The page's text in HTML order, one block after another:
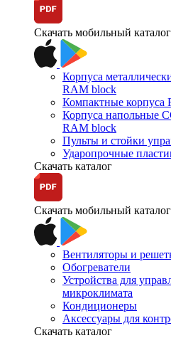
Скачать мобильный каталог
Корпуса
RAM block
Компактные корпуса
Корпуса напольные
RAM block
Пульты и стойки
Ударопрочные
Скачать каталог
Скачать мобильный каталог
Вентиляторы и
Обогреватели
Устройства для
микроклимата
Кондиционеры
Аксессуары для
Скачать каталог